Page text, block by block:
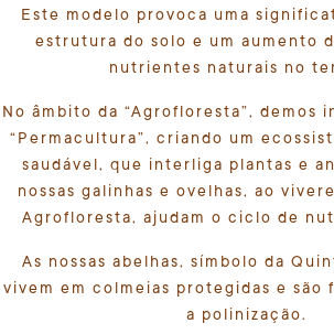
Este modelo provoca uma
estrutura do solo e um aumento
nutrientes naturais no
No âmbito da “Agrofloresta”, demos
“Permacultura”, criando um
saudável, que interliga plantas e
nossas galinhas e ovelhas, ao
Agrofloresta, ajudam o ciclo de
As nossas abelhas, símbolo da
vivem em colmeias protegidas e são
a polinização.